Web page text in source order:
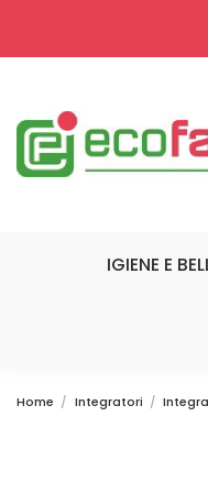
IGIENE E
Home Integratori